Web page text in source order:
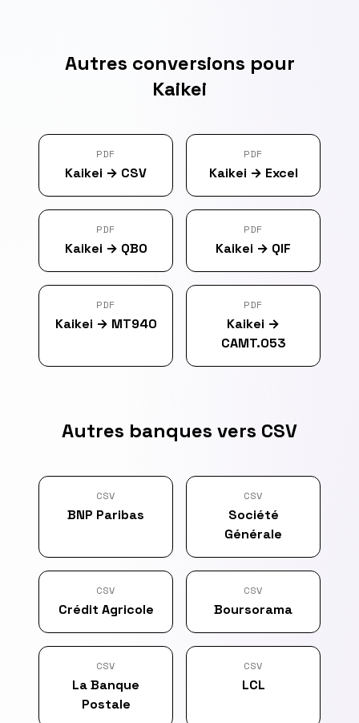
Autres conversions pour
Kaikei
PDF
Kaikei → CSV
PDF
Kaikei → Excel
PDF
Kaikei → QBO
PDF
Kaikei → QIF
PDF
Kaikei → MT940
PDF
Kaikei →
CAMT.053
Autres banques vers CSV
CSV
BNP Paribas
CSV
Société
Générale
CSV
Crédit Agricole
CSV
Boursorama
CSV
La Banque
Postale
CSV
LCL